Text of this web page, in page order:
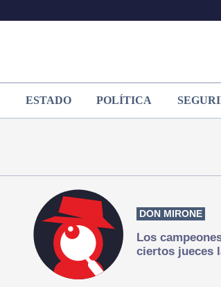
ESTADO POLÍTICA
DON MIRONE
Los
ciertos jueces